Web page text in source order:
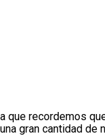
que recordemos
gran cantidad